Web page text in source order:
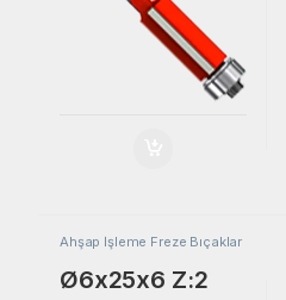
Ahşap İşleme Freze Bıçaklar
Ø6x25x6 Z:2